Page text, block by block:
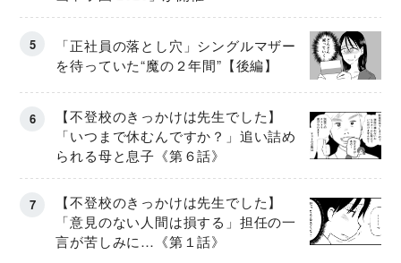
「正社員の落とし穴」シングルマザー
を待っていた“魔の２年間”【後編】
【不登校のきっかけは先生でした】
「いつまで休むんですか？」追い詰め
られる母と息子《第６話》
【不登校のきっかけは先生でした】
「意見のない人間は損する」担任の一
言が苦しみに…《第１話》